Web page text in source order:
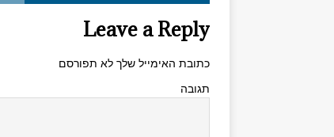
Leave a Reply
כתובת האימייל שלך לא תפורסם
תגובה